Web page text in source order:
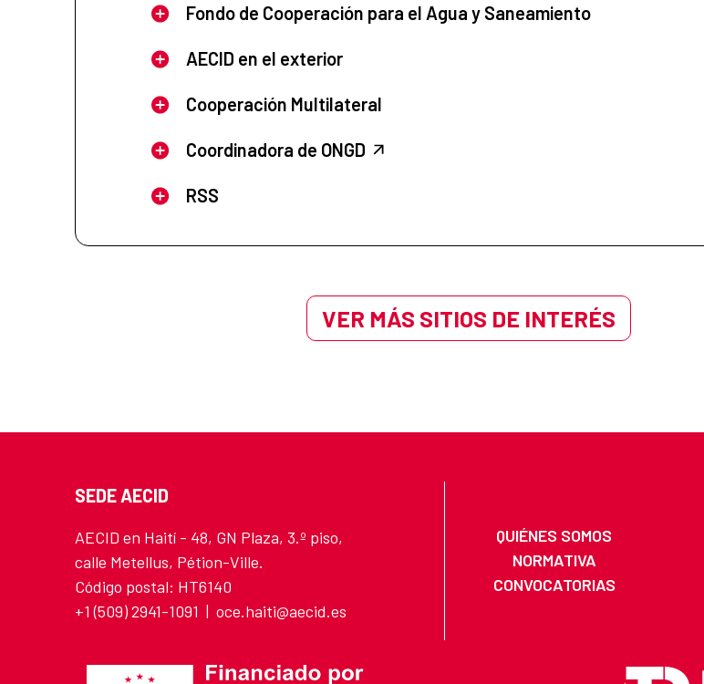
Fondo de Cooperación para el Agua y Saneamiento
AECID en el exterior
Cooperación Multilateral
Coordinadora de ONGD
RSS
VER MÁS SITIOS DE INTERÉS
SEDE AECID
AECID en Haití - 48, GN Plaza, 3.º piso,
calle Metellus, Pétion-Ville.
Código postal: HT6140
+1 (509) 2941-1091 | oce.haiti@aecid.es
QUIÉNES SOMOS
NORMATIVA
CONVOCATORIAS